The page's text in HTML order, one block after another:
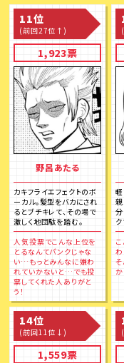
11位
(前回27位↑)
1,923票
野呂あたる
カキフライエフェクトのボ
ーカル。髪型をバカにされ
るとブチキレて、その場で
激しく地団駄を踏む。
人気投票でこんな上位を
とるなんてパンクじゃな
い…もっとみんなに嫌わ
れていかないと…でも投
票してくれた人ありがと
う！
わ
14位
(前回11位↓)
1,559票